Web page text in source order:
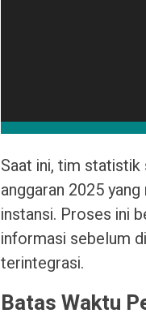
Saat ini, tim
anggaran 2025
instansi. Proses ini
informasi sebelum
terintegrasi.
Batas Waktu